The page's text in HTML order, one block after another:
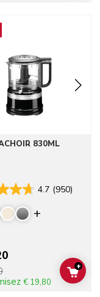
830ML
4.7 (950)
Display
€ 19,80
ADD
+